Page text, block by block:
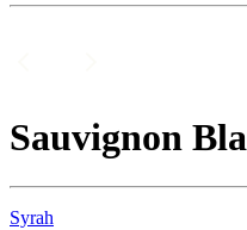
Sauvignon
Syrah